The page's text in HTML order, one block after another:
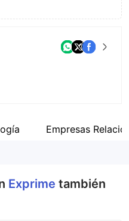
Empresas
Exprime también